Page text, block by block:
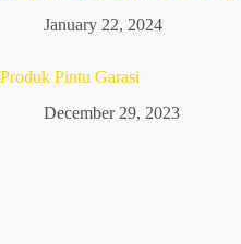
January 22, 2024
Produk Pintu Garasi
December 29, 2023